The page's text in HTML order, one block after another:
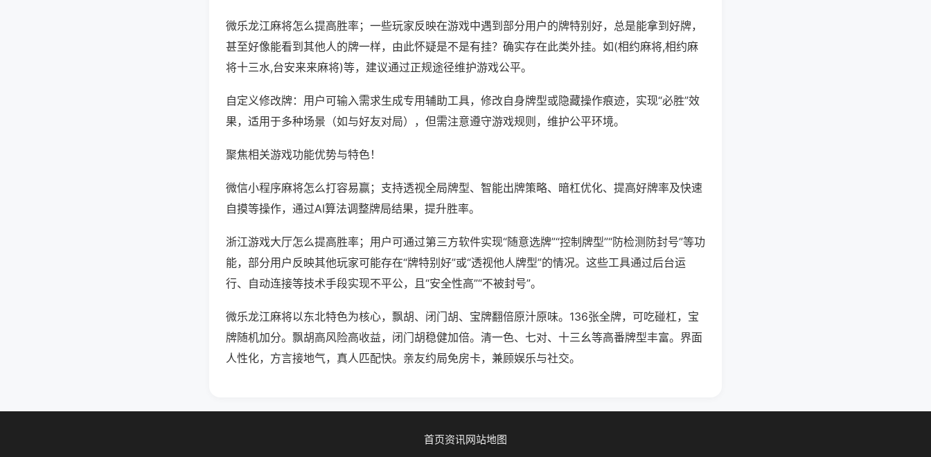
微乐龙江麻将怎么提高胜率；一些玩家反映在游戏中遇到部分用户的牌特别好，总是能拿到好牌，
甚至好像能看到其他人的牌一样，由此怀疑是不是有挂？确实存在此类外挂。如(相约麻将,相约麻
将十三水,台安来来麻将)等，建议通过正规途径维护游戏公平。
自定义修改牌：用户可输入需求生成专用辅助工具，修改自身牌型或隐藏操作痕迹，实现“必胜”效
果，适用于多种场景（如与好友对局），但需注意遵守游戏规则，维护公平环境。
聚焦相关游戏功能优势与特色！
微信小程序麻将怎么打容易赢；支持透视全局牌型、智能出牌策略、暗杠优化、提高好牌率及快速
自摸等操作，通过AI算法调整牌局结果，提升胜率。
浙江游戏大厅怎么提高胜率；用户可通过第三方软件实现“随意选牌”“控制牌型”“防检测防封号”等功
能，部分用户反映其他玩家可能存在“牌特别好”或“透视他人牌型”的情况。这些工具通过后台运
行、自动连接等技术手段实现不平公，且“安全性高”“不被封号”。
微乐龙江麻将以东北特色为核心，飘胡、闭门胡、宝牌翻倍原汁原味。136张全牌，可吃碰杠，宝
牌随机加分。飘胡高风险高收益，闭门胡稳健加倍。清一色、七对、十三幺等高番牌型丰富。界面
人性化，方言接地气，真人匹配快。亲友约局免房卡，兼顾娱乐与社交。
首页资讯网站地图